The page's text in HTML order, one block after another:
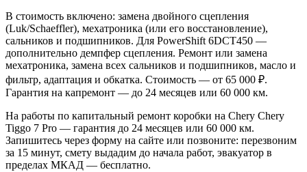
В стоимость включено: замена двойного сцепления
(Luk/Schaeffler), мехатроника (или его восстановление),
сальников и подшипников. Для PowerShift 6DCT450 —
дополнительно демпфер сцепления. Ремонт или замена
мехатроника, замена всех сальников и подшипников, масло и
фильтр, адаптация и обкатка. Стоимость — от 65 000 ₽.
Гарантия на капремонт — до 24 месяцев или 60 000 км.
На работы по капитальный ремонт коробки на Chery Chery
Tiggo 7 Pro — гарантия до 24 месяцев или 60 000 км.
Запишитесь через форму на сайте или позвоните: перезвоним
за 15 минут, смету выдадим до начала работ, эвакуатор в
пределах МКАД — бесплатно.